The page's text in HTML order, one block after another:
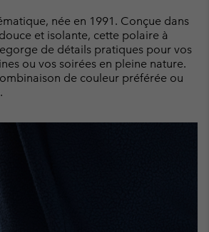
née en 1991. Conçue dans
et isolante, cette polaire à
de détails pratiques pour vos
ou vos soirées en pleine nature.
de couleur préférée ou